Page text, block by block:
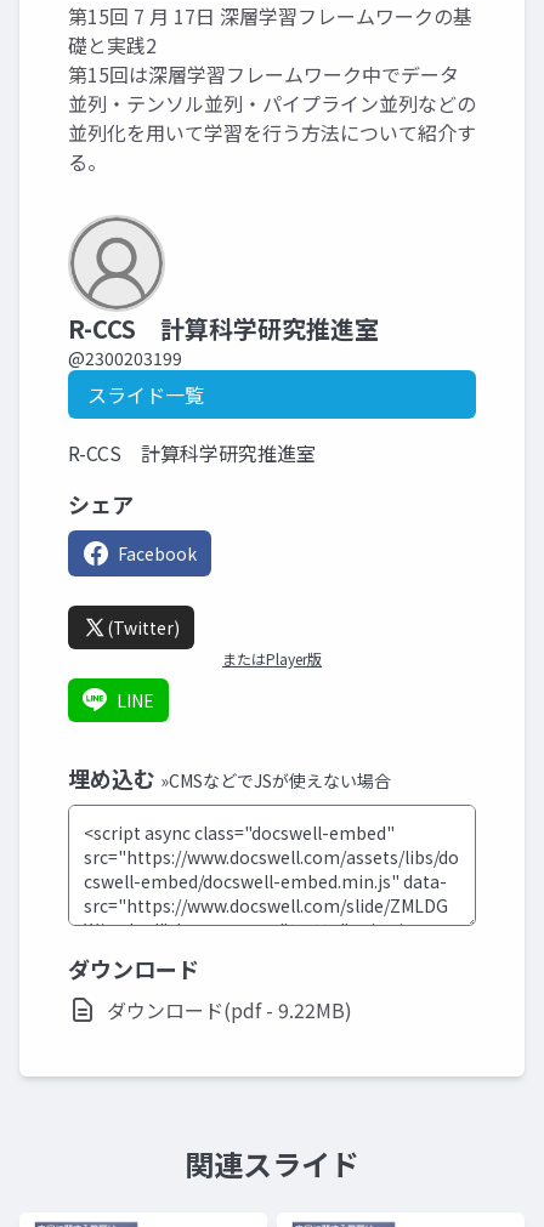
第15回 7 月 17日 深層学習フレームワークの基
礎と実践2
第15回は深層学習フレームワーク中でデータ
並列・テンソル並列・パイプライン並列などの
並列化を用いて学習を行う方法について紹介す
る。
R-CCS 計算科学研究推進室
@2300203199
スライド一覧
R-CCS 計算科学研究推進室
シェア
Facebook
(Twitter)
またはPlayer版
LINE
埋め込む »CMSなどでJSが使えない場合
ダウンロード
ダウンロード(pdf - 9.22MB)
関連スライド